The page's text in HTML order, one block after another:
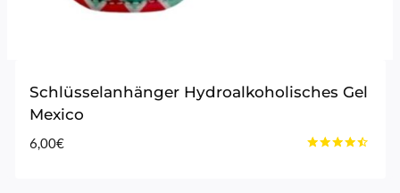
Schlüsselanhänger Hydroalkoholisches Gel
Mexico
6,00€